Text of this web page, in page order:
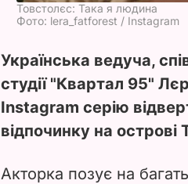
Товстолєс: Така я людина
Фото: lera_fatforest / Instagram
Українська ведуча,
студії "Квартал 95"
Instagram серію
відпочинку на острові
Акторка позує на